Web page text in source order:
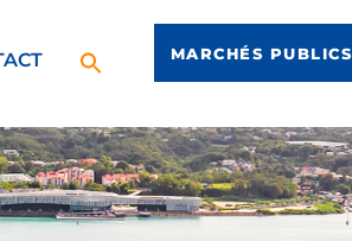
MARCHÉS PUBLICS